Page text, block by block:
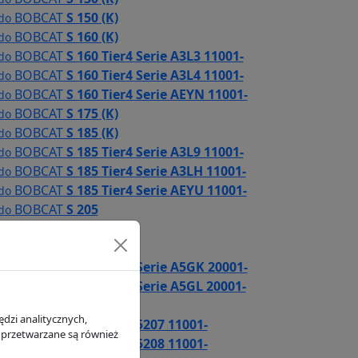
BOBCATS 150 (K)
BOBCATS 160 (K)
BOBCATS 160 Tier4 Serie A3L3 11001-
BOBCATS 160 Tier4 Serie A3L4 11001-
BOBCATS 160 Tier4 Serie AEYN 11001-
BOBCATS 175 (K)
BOBCATS 185 (K)
BOBCATS 185 Tier4 Serie A3L9 11001-
BOBCATS 185 Tier4 Serie A3LH 11001-
BOBCATS 185 Tier4 Serie AEYU 11001-
BOBCATS 205
BOBCATS 220 Tier3 Serie A5GK 20001-
S 220 Tier3 Serie A5GL 20001-
BOBCATS 250 Serie 5207 11001-
BOBCATS 250 Serie 5208 11001-
analitycznych,
są również